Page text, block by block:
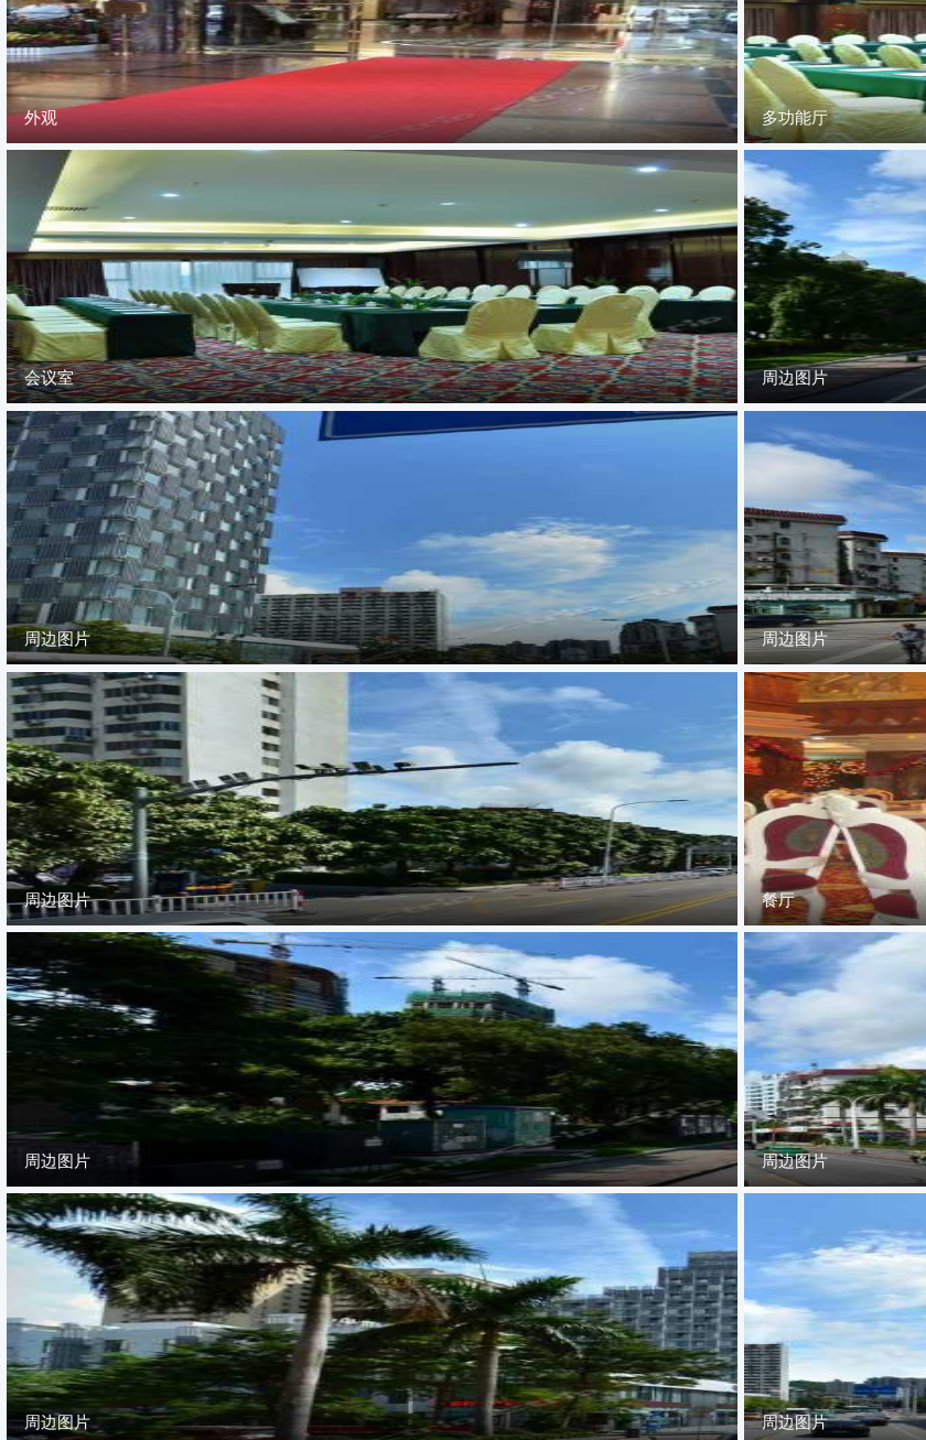
外观 多功能厅
会议室 周边图片
周边图片 周边图片
周边图片 餐厅
周边图片 周边图片
周边图片 周边图片